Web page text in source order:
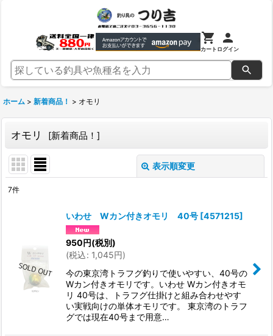
カートログイン
ホーム > 新着商品！ > オモリ
オモリ [新着商品！ ]
表示順変更
7件
いわせ Wカン付きオモリ 40号 [4571215]
950円(税別)
(税込: 1,045円)
今の東京湾トラフグ釣りで使いやすい、40号の
Wカン付きオモリです。いわせ Wカン付きオモ
リ 40号は、トラフグ仕掛けと組み合わせやす
い実戦向けの単体オモリです。 東京湾のトラフ
グでは現在40号まで用意…